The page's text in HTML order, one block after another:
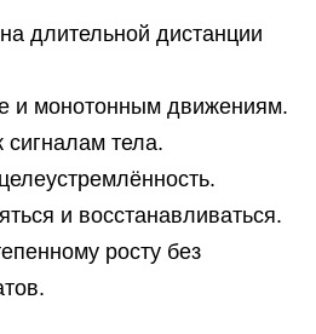
длительной дистанции
и монотонным движениям.
сигналам тела.
и восстанавливаться.
росту без